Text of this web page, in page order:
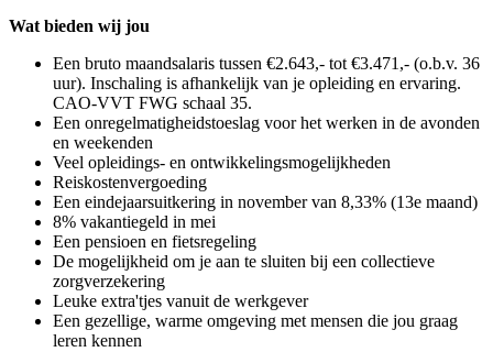
Wat bieden wij jou
Een bruto maandsalaris tussen €2.643,- tot €3.471,- (o.b.v. 36
uur). Inschaling is afhankelijk van je opleiding en ervaring.
CAO-VVT FWG schaal 35.
Een onregelmatigheidstoeslag voor het werken in de avonden
en weekenden
Veel opleidings- en ontwikkelingsmogelijkheden
Reiskostenvergoeding
Een eindejaarsuitkering in november van 8,33% (13e maand)
8% vakantiegeld in mei
Een pensioen en fietsregeling
De mogelijkheid om je aan te sluiten bij een collectieve
zorgverzekering
Leuke extra'tjes vanuit de werkgever
Een gezellige, warme omgeving met mensen die jou graag
leren kennen